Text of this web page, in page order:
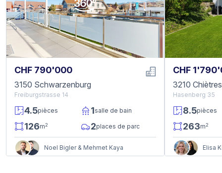
CHF 790'000
3150 Schwarzenburg
Freiburgstrasse 14
4.5pièces 1salle de bain
126m2 2places de parc
Noel Bigler & Mehmet Kaya
CHF
3210
Hasenberg 35
8.5pièces
263m2
Elisa